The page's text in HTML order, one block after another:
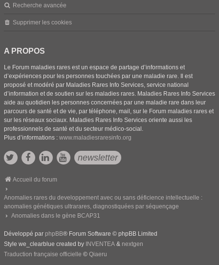
Recherche avancée
Supprimer les cookies
A PROPOS
Le Forum maladies rares est un espace de partage d’informations et
d’expériences pour les personnes touchées par une maladie rare. Il est
proposé et modéré par Maladies Rares Info Services, service national
d’information et de soutien sur les maladies rares. Maladies Rares Info Services
aide au quotidien les personnes concernées par une maladie rare dans leur
parcours de santé et de vie, par téléphone, mail, sur le Forum maladies rares et
sur les réseaux sociaux. Maladies Rares Info Services oriente aussi les
professionnels de santé et du secteur médico-social.
Plus d’informations : www.maladiesraresinfo.org
newsletter
Accueil du forum
Anomalies rares du developpement avec ou sans déficience intellectuelle :
anomalies génétiques ultrarares, diagnostiquées par séquençage
Anomalies dans le gène BCAP31
Développé par phpBB® Forum Software © phpBB Limited
Style we_clearblue created by INVENTEA & nextgen
Traduction française officielle © Qiaeru